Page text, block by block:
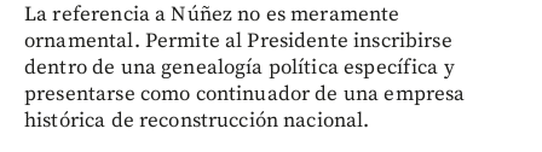
La referencia a Núñez no es meramente
ornamental. Permite al Presidente inscribirse
dentro de una genealogía política específica y
presentarse como continuador de una empresa
histórica de reconstrucción nacional.